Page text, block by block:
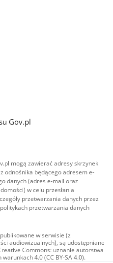
Gov.pl
mogą zawierać adresy skrzynek
odnośnika będącego adresem e-
danych (adres e-mail oraz
w celu przesłania
przetwarzania danych przez
przetwarzania danych
w serwisie (z
audiowizualnych), są udostępniane
Commons: uznanie autorstwa
4.0 (CC BY-SA 4.0).